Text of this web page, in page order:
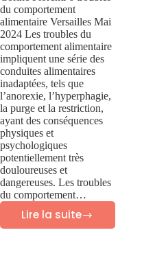
du comportement
alimentaire Versailles Mai
2024 Les troubles du
comportement alimentaire
impliquent une série des
conduites alimentaires
inadaptées, tels que
l’anorexie, l’hyperphagie,
la purge et la restriction,
ayant des conséquences
physiques et
psychologiques
potentiellement très
douloureuses et
dangereuses. Les troubles
du comportement…
Lire la suite